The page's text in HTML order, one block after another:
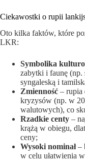
Ciekawostki o rupii
Oto kilka faktów, które
LKR:
Symbolika
zabytki i faunę (np.
syngaleską i
Zmienność – rupia
kryzysów (np. w
walutowych), co
Rzadkie centy –
krążą w obiegu,
ceny;
Wysoki nominał–
w celu ułatwienia